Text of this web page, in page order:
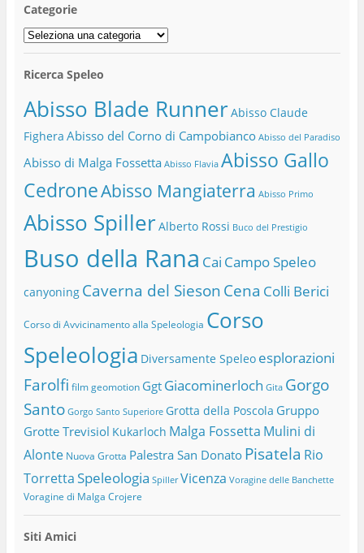
Categorie
Categorie
Ricerca Speleo
Abisso Blade RunnerAbisso Claude
Fighera Abisso del Corno di Campobianco Abisso del Paradiso
Abisso di Malga Fossetta Abisso Flavia Abisso Gallo
CedroneAbisso Mangiaterra Abisso Primo
Abisso SpillerAlberto Rossi Buco del Prestigio
Buso della Rana Cai Campo Speleo
canyoning Caverna del Sieson Cena Colli Berici
Corso di Avvicinamento alla Speleologia Corso
Speleologia Diversamente Speleo esplorazioni
Farolfi film geomotion Ggt Giacominerloch Gita Gorgo
Santo Gorgo Santo Superiore Grotta della Poscola Gruppo
Grotte Trevisiol Kukarloch Malga Fossetta Mulini di
Alonte Nuova Grotta Palestra San Donato Pisatela Rio
TorrettaSpeleologia Spiller Vicenza Voragine delle Banchette
Voragine di Malga Crojere
Siti Amici